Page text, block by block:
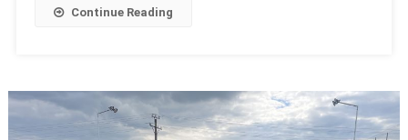
Continue Reading